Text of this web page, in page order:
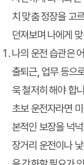
치 맞춤 정장을 고
던져보며 나에게
나의 운전 습관은
출퇴근, 업무 등으
욱 철저히 해야 합
초보 운전자라면
본적인 보장을 넉
장거리 운전이나